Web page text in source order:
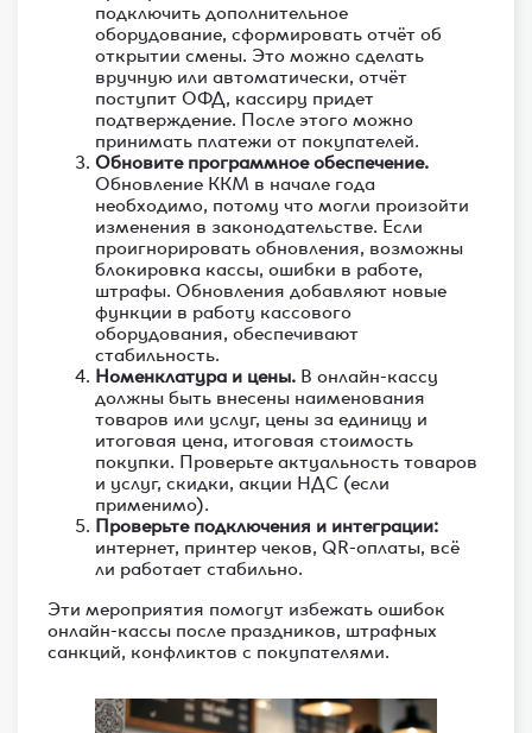
подключить дополнительное
оборудование, сформировать отчёт об
открытии смены. Это можно сделать
вручную или автоматически, отчёт
поступит ОФД, кассиру придет
подтверждение. После этого можно
принимать платежи от покупателей.
Обновите программное обеспечение.
Обновление ККМ в начале года
необходимо, потому что могли произойти
изменения в законодательстве. Если
проигнорировать обновления, возможны
блокировка кассы, ошибки в работе,
штрафы. Обновления добавляют новые
функции в работу кассового
оборудования, обеспечивают
стабильность.
Номенклатура и цены. В онлайн-кассу
должны быть внесены наименования
товаров или услуг, цены за единицу и
итоговая цена, итоговая стоимость
покупки. Проверьте актуальность товаров
и услуг, скидки, акции НДС (если
применимо).
Проверьте подключения и интеграции:
интернет, принтер чеков, QR-оплаты, всё
ли работает стабильно.
Эти мероприятия помогут избежать ошибок
онлайн-кассы после праздников, штрафных
санкций, конфликтов с покупателями.